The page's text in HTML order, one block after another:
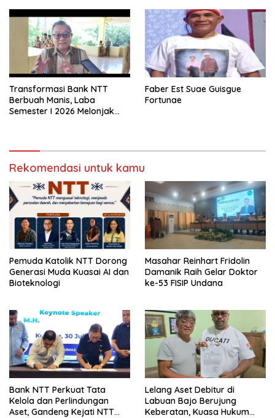
Transformasi Bank NTT
Berbuah Manis, Laba
Semester I 2026 Melonjak
Faber Est Suae Guisgue
Fortunae
Rekomendasi untuk kamu
Pemuda Katolik NTT Dorong
Generasi Muda Kuasai AI dan
Bioteknologi
Masahar Reinhart Fridolin
Damanik Raih Gelar Doktor
ke-53 FISIP Undana
Bank NTT Perkuat Tata
Kelola dan Perlindungan
Aset, Gandeng Kejati NTT
Lelang Aset Debitur di
Labuan Bajo Berujung
Keberatan, Kuasa Hukum